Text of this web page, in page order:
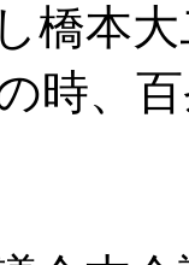
橋本
時、